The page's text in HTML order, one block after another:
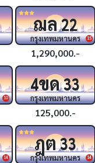
15
ฌล22
กรุงเทพมหานคร
1,290,000.-
10
4ขด33
กรุงเทพมหานคร
125,000.-
14 14
ฎต33
กรุงเทพมหานคร